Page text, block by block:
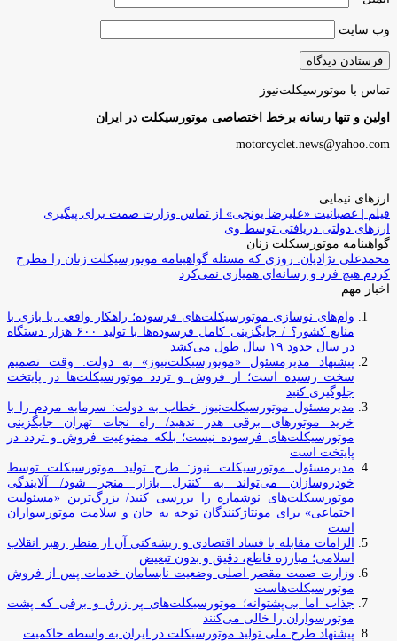
وب‌ سایت
تماس با موتورسیکلت‌نیوز
اولین و تنها رسانه برخط اختصاصی موتورسیکلت در ایران
motorcyclet.news@yahoo.com
ارزهای نیمایی
فیلم | عصبانیت «علیرضا یونچی» از تماس وزارت صمت برای پیگیری
ارزهای دولتی دریافتی توسط وی
گواهینامه موتورسیکلت زنان
محمدعلی نژادیان: روزی که مسئله گواهینامه موتورسیکلت زنان را مطرح
کردم هیچ فرد و رسانه‌ای همیاری نمی‌کرد
اخبار مهم
وام‌های نوسازی موتورسیکلت‌های فرسوده؛ راهکار واقعی یا بازی با
منابع کشور؟ / جایگزینی کامل فرسوده‌ها با تولید ۶۰۰ هزار دستگاه
در سال حدود ۱۹ سال طول می‌کشد
پیشنهاد مدیرمسئول «موتورسیکلت‌نیوز» به دولت: وقت تصمیم
سخت رسیده است؛ از فروش و تردد موتورسیکلت‌ها در پایتخت
جلوگیری کنید
مدیرمسئول موتورسیکلت‌نیوز خطاب به دولت: سرمایه مردم را با
خرید موتورهای برقی هدر ندهید/ راه نجات تهران جایگزینی
موتورسیکلت‌های فرسوده نیست؛ بلکه ممنوعیت فروش و تردد در
پایتخت است
مدیرمسئول موتورسیکلت نیوز: طرح تولید موتورسیکلت توسط
خودروسازان می‌تواند به کنترل بازار منجر شود/ آلایندگی
موتورسیکلت‌های نوشماره را بررسی کنید/ بزرگ‌ترین «مسئولیت
اجتماعی» برای مونتاژکنندگان توجه به جان و سلامت موتورسواران
است
الزامات مقابله با فساد اقتصادی و ریشه‌کنی آن از منظر رهبر انقلاب
اسلامی؛ مبارزه قاطع، دقیق و بدون تبعیض
وزارت صمت مقصر اصلی وضعیت نابسامان خدمات پس از فروش
موتورسیکلت‌هاست
جذاب اما بی‌پشتوانه؛ موتورسیکلت‌های پر زرق‌ و برقی که پشت
موتورسواران را خالی می‌کنند
پیشنهاد طرح ملی تولید موتورسیکلت در ایران به واسطه حاکمیت